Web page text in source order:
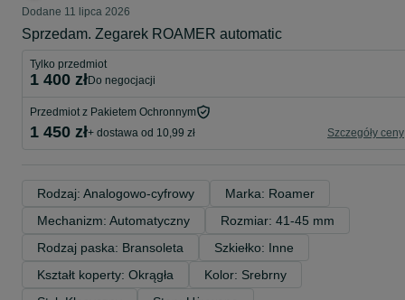
Dodane 11 lipca 2026
Sprzedam. Zegarek ROAMER automatic
Tylko przedmiot
1 400 zł do negocjacji
Przedmiot z Pakietem Ochronnym
1 450 zł+ dostawa od 10,99 zł Szczegóły ceny
Rodzaj: Analogowo-cyfrowy
Marka: Roamer
Mechanizm: Automatyczny
Rozmiar: 41-45 mm
Rodzaj paska: Bransoleta
Szkiełko: Inne
Kształt koperty: Okrągła
Kolor: Srebrny